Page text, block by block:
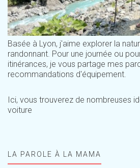
Basée à Lyon, j'aime explorer la
randonnant. Pour une journée ou
itinérances, je vous partage mes
recommandations d'équipement.
Ici, vous trouverez de nombreuses
voiture
LA PAROLE À LA MAMA